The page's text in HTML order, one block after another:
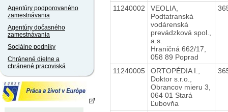
Agentúry podporovaného
zamestnávania
Agentúry dočasného
zamestnávania
Sociálne podniky
Chránené dielne a
chránené pracoviská
11240002
VEOLIA,
Podtatranská
vodárenská
prevádzková spol.,
a.s.
Hraničná 662/17,
058 89 Poprad
11240005
ORTOPÉDIA I.,
Doktor s.r.o.,
Obrancov mieru 3,
064 01 Stará
Ľubovňa